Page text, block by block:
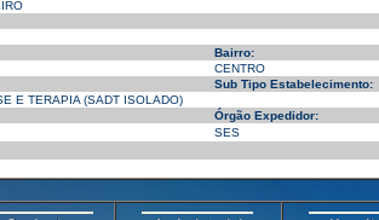
Bairro:
CENTRO
Sub Tipo Estabelecimento:
E TERAPIA (SADT ISOLADO)
Órgão Expedidor:
SES